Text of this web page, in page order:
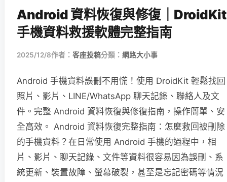
Android 資料恢復與修復｜DroidKit
手機資料救援軟體完整指南
2025/12/8作者： 客座投稿分類： 網路大小事
Android 手機資料誤刪不用慌！使用 DroidKit 輕鬆找回
照片、影片、LINE/WhatsApp 聊天記錄、聯絡人及文
件。完整 Android 資料恢復與修復指南，操作簡單、安
全高效。 Android 資料恢復完整指南：怎麼救回被刪除
的手機資料？在日常使用 Android 手機的過程中，相
片、影片、聊天記錄、文件等資料很容易因為誤刪、系
統更新、裝置故障、螢幕破裂，甚至是忘記密碼等情況